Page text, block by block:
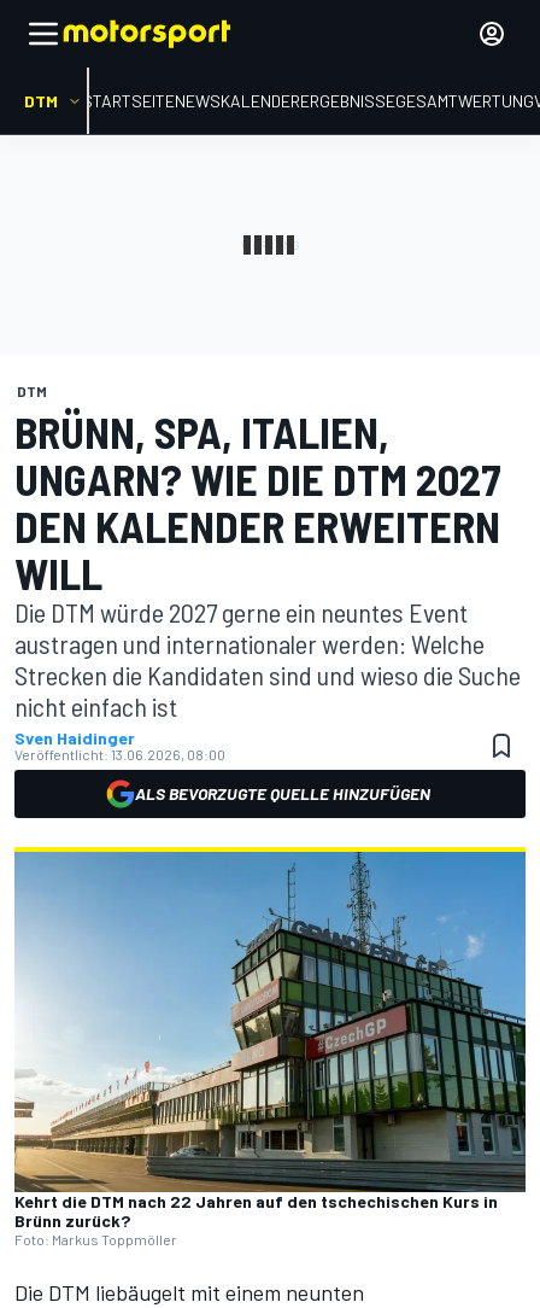
DTM STARTSEITENEWSKALENDERERGEBNISSEGESAMTWERTUNG
DTM
BRÜNN, SPA, ITALIEN,
UNGARN? WIE DIE DTM 2027
DEN KALENDER ERWEITERN
WILL
Die DTM würde 2027 gerne ein neuntes Event
austragen und internationaler werden: Welche
Strecken die Kandidaten sind und wieso die Suche
nicht einfach ist
Sven Haidinger
Veröffentlicht: 13.06.2026, 08:00
ALS BEVORZUGTE QUELLE HINZUFÜGEN
Kehrt die DTM nach 22 Jahren auf den tschechischen Kurs in
Brünn zurück?
Foto: Markus Toppmöller
Die DTM liebäugelt mit einem neunten